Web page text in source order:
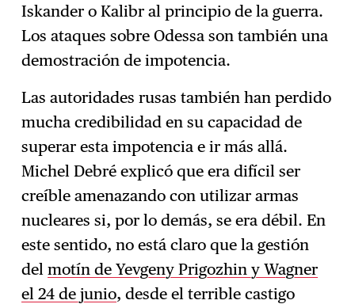
Iskander o Kalibr al principio de la guerra.
Los ataques sobre Odessa son también una
demostración de impotencia.
Las autoridades rusas también han perdido
mucha credibilidad en su capacidad de
superar esta impotencia e ir más allá.
Michel Debré explicó que era difícil ser
creíble amenazando con utilizar armas
nucleares si, por lo demás, se era débil. En
este sentido, no está claro que la gestión
delmotín de Yevgeny Prigozhin y Wagner
el 24 de junio, desde el terrible castigo